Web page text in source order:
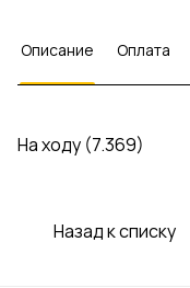
Описание Оплата
На ходу (7.369)
Назад к списку